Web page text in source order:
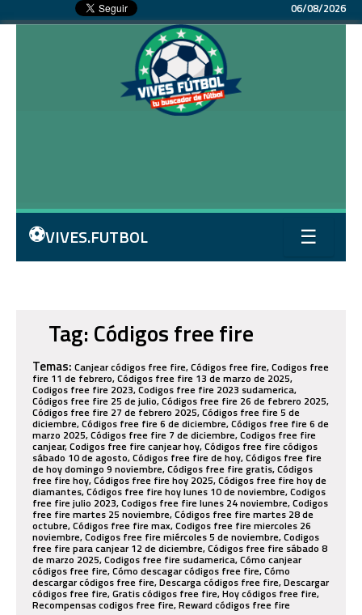
06/08/2026
⚽VIVES.FUTBOL ☰
Tag: Códigos free fire
Temas: Canjear códigos free fire, Códigos free fire, Codigos free
fire 11 de febrero, Códigos free fire 13 de marzo de 2025,
Codigos free fire 2023, Codigos free fire 2023 sudamerica,
Códigos free fire 25 de julio, Códigos free fire 26 de febrero 2025,
Códigos free fire 27 de febrero 2025, Códigos free fire 5 de
diciembre, Códigos free fire 6 de diciembre, Códigos free fire 6 de
marzo 2025, Códigos free fire 7 de diciembre, Codigos free fire
canjear, Codigos free fire canjear hoy, Códigos free fire códigos
sábado 10 de agosto, Códigos free fire de hoy, Códigos free fire
de hoy domingo 9 noviembre, Códigos free fire gratis, Códigos
free fire hoy, Códigos free fire hoy 2025, Códigos free fire hoy de
diamantes, Códigos free fire hoy lunes 10 de noviembre, Codigos
free fire julio 2023, Codigos free fire lunes 24 noviembre, Codigos
free fire martes 25 noviembre, Códigos free fire martes 28 de
octubre, Códigos free fire max, Codigos free fire miercoles 26
noviembre, Codigos free fire miércoles 5 de noviembre, Codigos
free fire para canjear 12 de diciembre, Códigos free fire sábado 8
de marzo 2025, Codigos free fire sudamerica, Cómo canjear
códigos free fire, Cómo descagar códigos free fire, Cómo
descargar códigos free fire, Descarga códigos free fire, Descargar
códigos free fire, Gratis códigos free fire, Hoy códigos free fire,
Recompensas codigos free fire, Reward códigos free fire